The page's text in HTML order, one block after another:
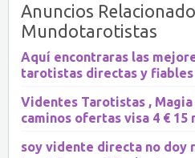
Anuncios
Mundotarotistas
Aquí encontraras las
tarotistas directas y fiables
Videntes Tarotistas , Magia
caminos ofertas visa 4 € 15
soy vidente directa no doy